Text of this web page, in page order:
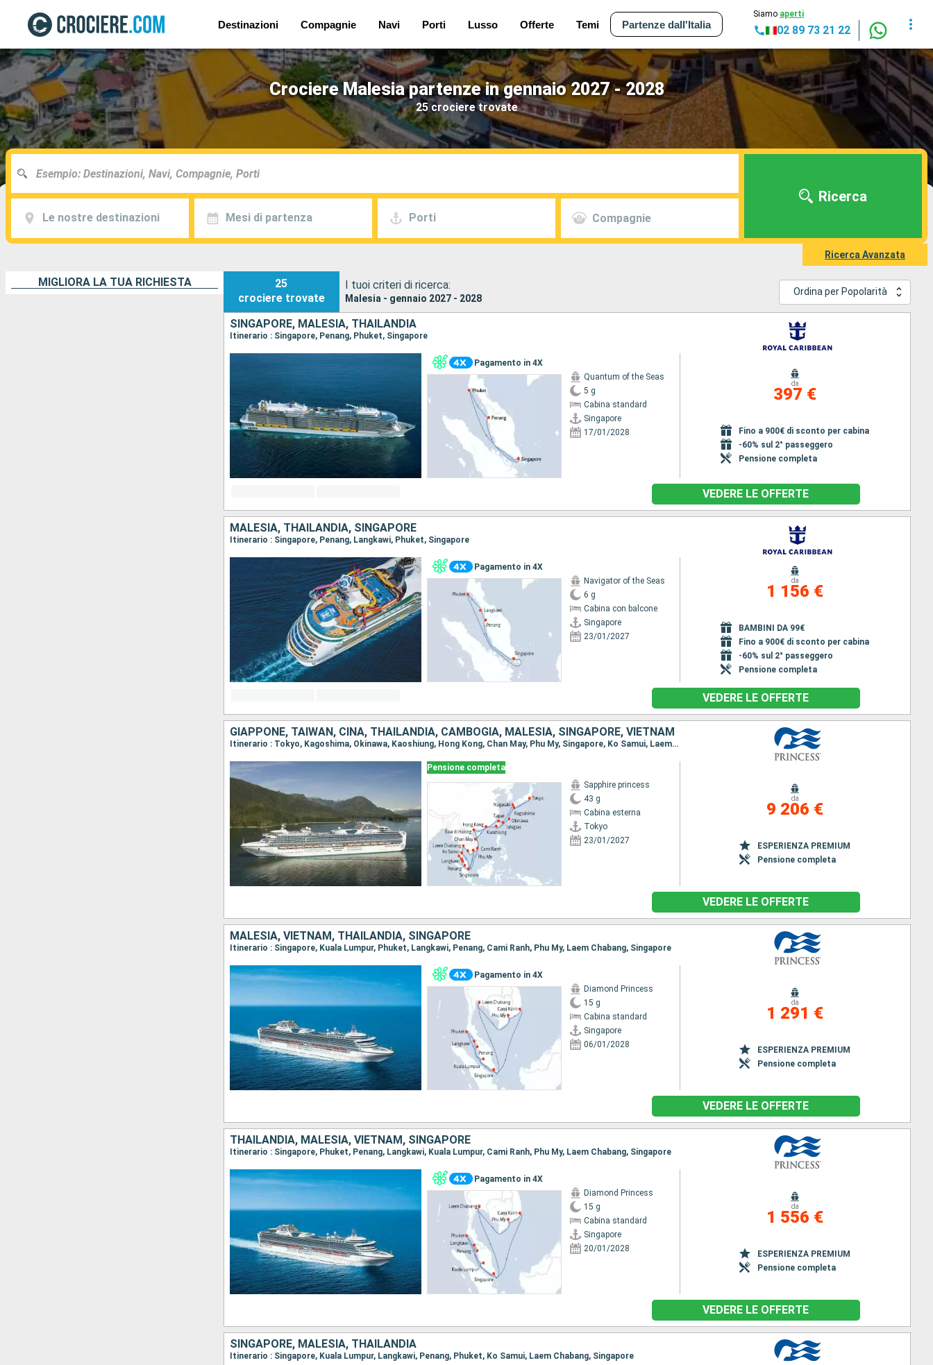
Destinazioni Compagnie Navi Porti Lusso Offerte Temi Partenze dall'Italia
Siamo aperti
02 89 73 21 22
Crociere Malesia partenze in gennaio 2027 - 2028
25 crociere trovate
Le nostre destinazioni Mesi di partenza Porti Compagnie
Ricerca
Ricerca Avanzata
MIGLIORA LA TUA RICHIESTA
25
crociere trovate
I tuoi criteri di ricerca:
Malesia - gennaio 2027 - 2028
Ordina per Popolarità
SINGAPORE, MALESIA, THAILANDIA
Itinerario : Singapore, Penang, Phuket, Singapore
Pagamento in 4X
Quantum of the Seas
5 g
Cabina standard
Singapore
17/01/2028
da
397 €
Fino a 900€ di sconto per cabina
-60% sul 2° passeggero
Pensione completa
VEDERE LE OFFERTE
MALESIA, THAILANDIA, SINGAPORE
Itinerario : Singapore, Penang, Langkawi, Phuket, Singapore
Pagamento in 4X
Navigator of the Seas
6 g
Cabina con balcone
Singapore
23/01/2027
da
1 156 €
BAMBINI DA 99€
Fino a 900€ di sconto per cabina
-60% sul 2° passeggero
Pensione completa
VEDERE LE OFFERTE
GIAPPONE, TAIWAN, CINA, THAILANDIA, CAMBOGIA, MALESIA, SINGAPORE, VIETNAM
Itinerario : Tokyo, Kagoshima, Okinawa, Kaoshiung, Hong Kong, Chan May, Phu My, Singapore, Ko Samui, Laem Chabang, Sihanoukville, Phu My, Langkawi, Phuket, Penang, Kuala Lumpur, Singapore, Cami Ranh, Baia di Halong, Hong Kong, Taipei, Ishigaki, Nagasaki, Tokyo
Pensione completa
Sapphire princess
43 g
Cabina esterna
Tokyo
23/01/2027
da
9 206 €
ESPERIENZA PREMIUM
Pensione completa
VEDERE LE OFFERTE
MALESIA, VIETNAM, THAILANDIA, SINGAPORE
Itinerario : Singapore, Kuala Lumpur, Phuket, Langkawi, Penang, Cami Ranh, Phu My, Laem Chabang, Singapore
Pagamento in 4X
Diamond Princess
15 g
Cabina standard
Singapore
06/01/2028
da
1 291 €
ESPERIENZA PREMIUM
Pensione completa
VEDERE LE OFFERTE
THAILANDIA, MALESIA, VIETNAM, SINGAPORE
Itinerario : Singapore, Phuket, Penang, Langkawi, Kuala Lumpur, Cami Ranh, Phu My, Laem Chabang, Singapore
Pagamento in 4X
Diamond Princess
15 g
Cabina standard
Singapore
20/01/2028
da
1 556 €
ESPERIENZA PREMIUM
Pensione completa
VEDERE LE OFFERTE
SINGAPORE, MALESIA, THAILANDIA
Itinerario : Singapore, Kuala Lumpur, Langkawi, Penang, Phuket, Ko Samui, Laem Chabang, Singapore